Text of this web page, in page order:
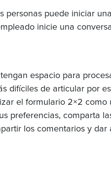
personas puede iniciar una
inicie una
espacio para
difíciles de articular por
el formulario 2×2
preferencias, comparta
los comentarios y dar